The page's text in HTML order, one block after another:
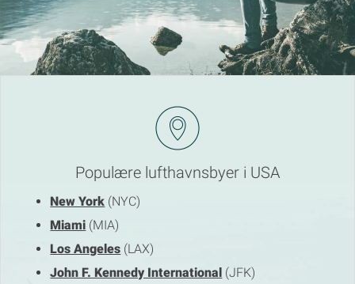
Populære lufthavnsbyer i USA
New York (NYC)
Miami (MIA)
Los Angeles (LAX)
John F. Kennedy International (JFK)